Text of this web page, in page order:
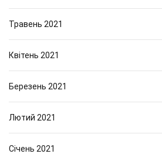
Травень 2021
Квітень 2021
Березень 2021
Лютий 2021
Січень 2021